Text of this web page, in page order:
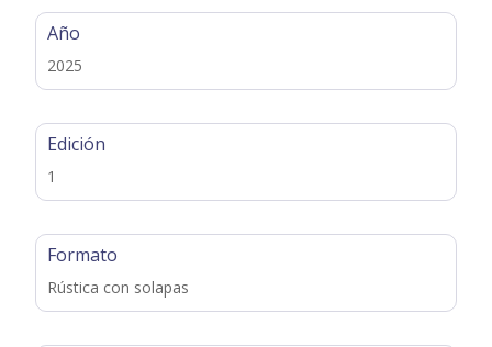
Año
2025
Edición
1
Formato
Rústica con solapas